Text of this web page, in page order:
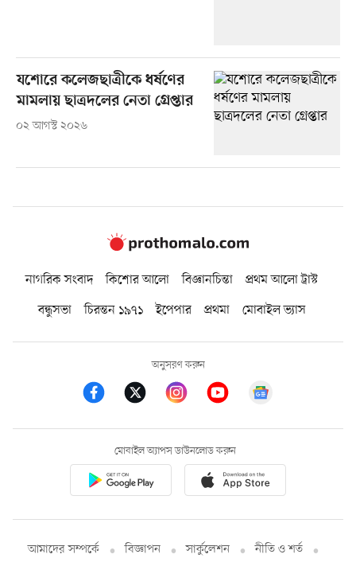
যশোরে কলেজছাত্রীকে ধর্ষণের
মামলায় ছাত্রদলের নেতা গ্রেপ্তার
০২ আগস্ট ২০২৬
নাগরিক সংবাদ কিশোর আলো বিজ্ঞানচিন্তা
প্রথম আলো ট্রাস্ট
বন্ধুসভা
চিরন্তন ১৯৭১ ইপেপার প্রথমা মোবাইল ভ্যাস
অনুসরণ করুন
মোবাইল অ্যাপস ডাউনলোড করুন
আমাদের সম্পর্কে বিজ্ঞাপন সার্কুলেশন নীতি ও শর্ত